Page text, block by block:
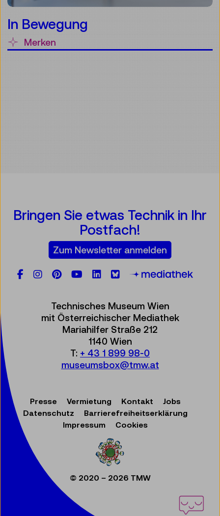
In Bewegung
Merken
Bringen Sie etwas Technik in Ihr
Postfach!
Zum Newsletter anmelden
Facebook
Instagram
Pinterest
YouTube
LinkedIn
Bluesky
Technisches Museum Wien
mit Österreichischer Mediathek
Mariahilfer Straße 212
1140 Wien
T: + 43 1 899 98-0
museumsbox@tmw.at
Presse Vermietung Kontakt
Jobs
Datenschutz
Barrierefreiheitserklärung
Impressum
Cookies
© 2020 – 2026 TMW